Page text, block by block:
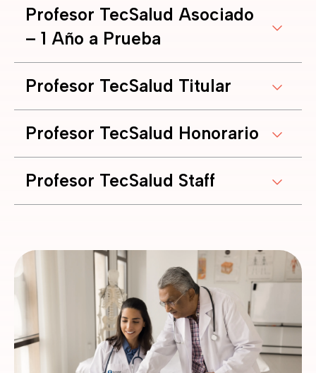
Profesor TecSalud Asociado
– 1 Año a Prueba
Profesor TecSalud Titular
Profesor TecSalud Honorario
Profesor TecSalud Staff